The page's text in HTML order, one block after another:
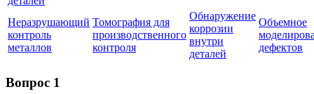
Неразрушающий
контроль
металлов
Томография для
производственного
контроля
Обнаружение
коррозии
внутри
деталей
Объемное
дефектов
Вопрос 1